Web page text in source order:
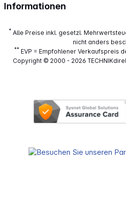
Informationen
* Alle Preise inkl. gesetzl.
nicht anders
**EVP = Empfohlener Verkaufspreis
Copyright © 2000 - 2026